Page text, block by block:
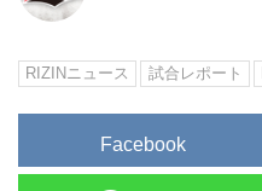
RIZINニュース 試合レポート
Facebook